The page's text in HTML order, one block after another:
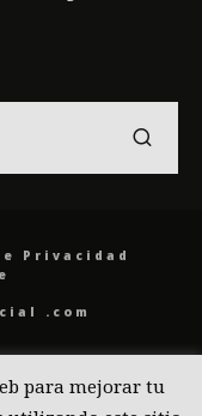
Privacidad
.com
para mejorar tu